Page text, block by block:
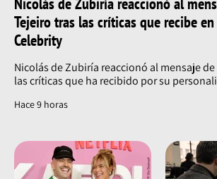
Tejeiro tras las críticas que recibe
Celebrity
Nicolás de Zubiría reaccionó al mensaje
las críticas que ha recibido por su
Hace 9 horas